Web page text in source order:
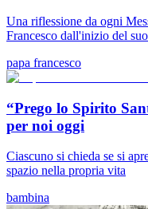
Una riflessione da ogni
Francesco dall'inizio del
papa francesco
“Prego lo Spirito
per noi oggi
Ciascuno si chieda se si
spazio nella propria vita
bambina